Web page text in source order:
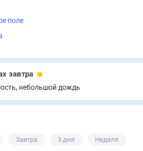
поле
завтра
небольшой дождь
Завтра 3 дня Неделя